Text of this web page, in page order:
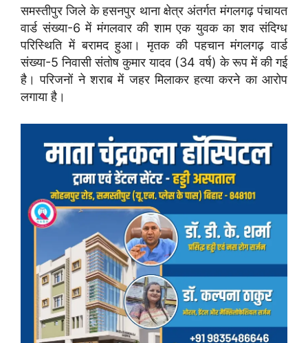
समस्तीपुर जिले के हसनपुर थाना क्षेत्र अंतर्गत मंगलगढ़ पंचायत
वार्ड संख्या-6 में मंगलवार की शाम एक युवक का शव संदिग्ध
परिस्थिति में बरामद हुआ। मृतक की पहचान मंगलगढ़ वार्ड
संख्या-5 निवासी संतोष कुमार यादव (34 वर्ष) के रूप में की गई
है। परिजनों ने शराब में जहर मिलाकर हत्या करने का आरोप
लगाया है।